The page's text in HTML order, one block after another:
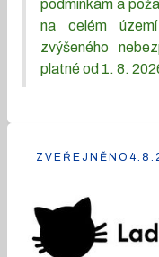
podmínkám a
na celém
zvýšeného
platné od 1. 8.
ZVEŘEJNĚNO